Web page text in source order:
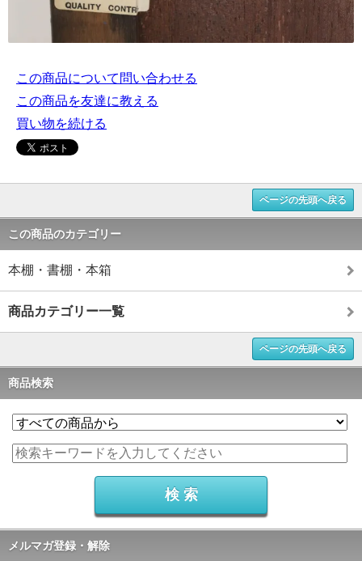
この商品について問い合わせる
この商品を友達に教える
買い物を続ける
ページの先頭へ戻る
この商品のカテゴリー
本棚・書棚・本箱
商品カテゴリー一覧
ページの先頭へ戻る
商品検索
メルマガ登録・解除